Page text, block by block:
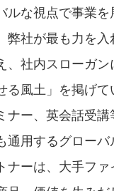
な視点で事業
社が最も力を入
社内スローガ
風土」を掲げて
ナー、英会話受
用するグロー
ーは、大手フ